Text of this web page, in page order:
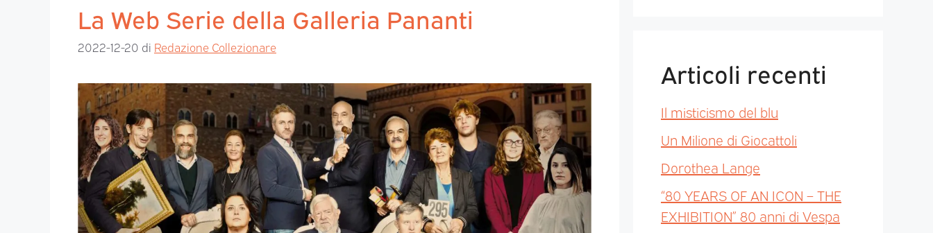
La Web Serie della Galleria Pananti
2022-12-20 di Redazione Collezionare
Articoli recenti
Il misticismo del blu
Un Milione di Giocattoli
Dorothea Lange
“80 YEARS OF AN ICON – THE
EXHIBITION” 80 anni di Vespa